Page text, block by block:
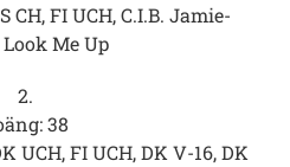
CH, FI UCH, C.I.B. Jamie-
Look Me Up
2.
38
UCH, FI UCH, DK V-16, DK